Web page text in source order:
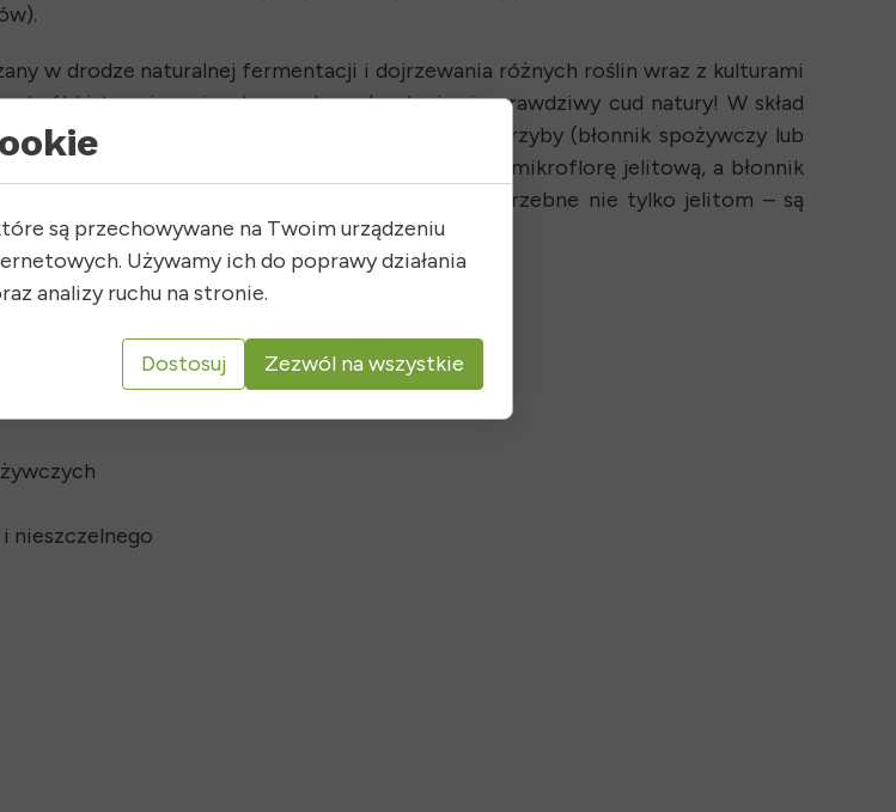
w drodze naturalnej fermentacji i dojrzewania różnych roślin wraz z kulturami
termicznej, zatem w kapsułce kryje się prawdziwy cud natury! W skład
jak również warzywa, owoce, jagody i grzyby (błonnik spożywczy lub
japoński produkt pomoże szybko przywrócić mikroflorę jelitową, a błonnik
środowisko. Wysokiej jakości probiotyki są potrzebne nie tylko jelitom – są
wielu dolegliwościom.
nieszczelnego
są przechowywane na Twoim urządzeniu
Używamy ich do poprawy działania
analizy ruchu na stronie.
Dostosuj Zezwól na wszystkie